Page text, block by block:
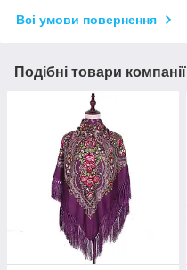
Всі умови повернення
Подібні товари компанії